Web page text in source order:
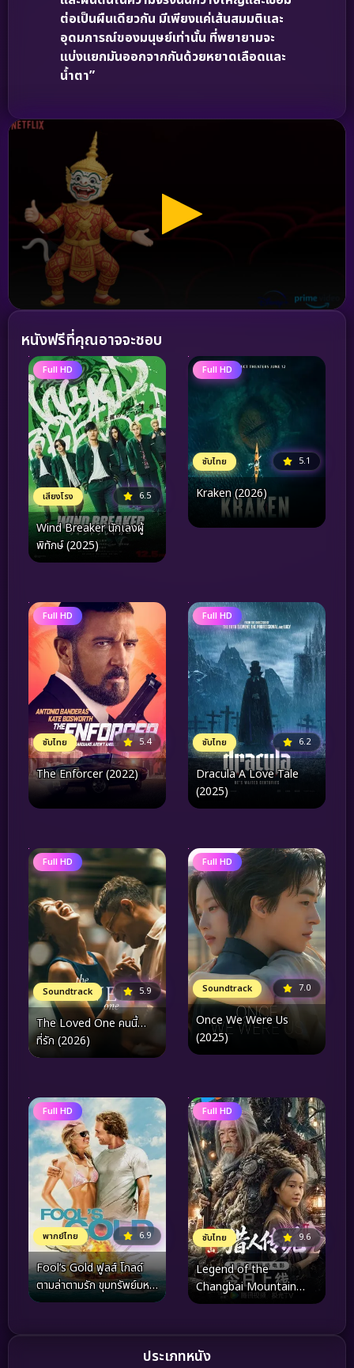
ต่อเป็นผืนเดียวกัน มีเพียงแค่เส้นสมมติและ
อุดมการณ์ของมนุษย์เท่านั้น ที่พยายามจะ
แบ่งแยกมันออกจากกันด้วยหยาดเลือดและ
น้ำตา”
หนังฟรีที่คุณอาจจะชอบ
Full HD
เสียงโรง 6.5
Wind Breaker นักเลงผู้
พิทักษ์ (2025)
Full HD
ซับไทย 5.1
Kraken (2026)
Full HD
ซับไทย 5.4
The Enforcer (2022)
Full HD
ซับไทย 6.2
Dracula A Love Tale
(2025)
Full HD
Soundtrack 5.9
The Loved One คนนี้…
ที่รัก (2026)
Full HD
Soundtrack 7.0
Once We Were Us
(2025)
Full HD
พากย์ไทย 6.9
Fool’s Gold ฟูลส์ โกลด์
ตามล่าตามรัก ขุมทรัพย์มหา
ภัย (2008)
Full HD
ซับไทย 9.6
Legend of the
Changbai Mountain
Hunter 2 (2026) ตำนาน
ประเภทหนัง